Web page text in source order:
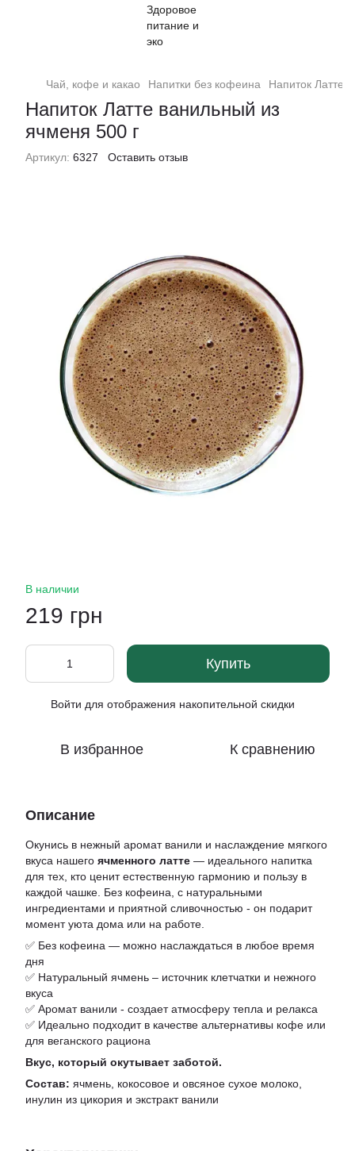
Чай, кофе и какао Напитки без кофеина Напиток Латте
Напиток Латте ванильный из
ячменя 500 г
Артикул: 6327 Оставить отзыв
В наличии
219 грн
Купить
Войти для отображения накопительной скидки
В избранное К сравнению
Описание
Окунись в нежный аромат ванили и наслаждение мягкого
вкуса нашего ячменного латте — идеального напитка
для тех, кто ценит естественную гармонию и пользу в
каждой чашке. Без кофеина, с натуральными
ингредиентами и приятной сливочностью - он подарит
момент уюта дома или на работе.
✅ Без кофеина — можно наслаждаться в любое время
дня
✅ Натуральный ячмень – источник клетчатки и нежного
вкуса
✅ Аромат ванили - создает атмосферу тепла и релакса
✅ Идеально подходит в качестве альтернативы кофе или
для веганского рациона
Вкус, который окутывает заботой.
Состав: ячмень, кокосовое и овсяное сухое молоко,
инулин из цикория и экстракт ванили